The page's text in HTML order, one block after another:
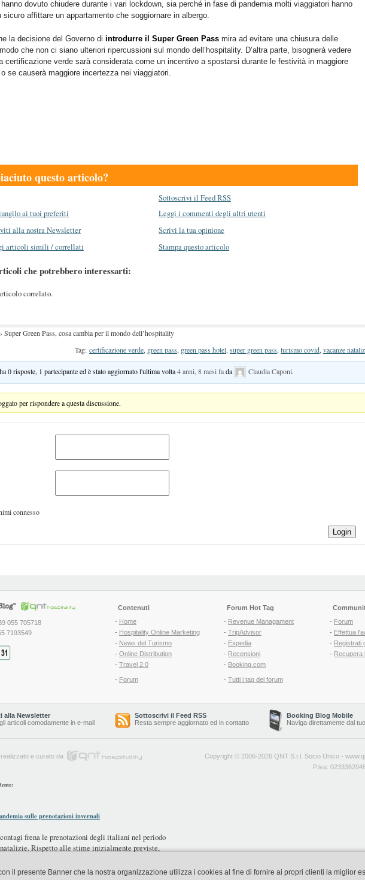
dovuto chiudere durante i vari lockdown, sia perché in fase di pandemia molti viaggiatori hanno
sicuro affittare un appartamento che soggiornare in albergo.
la decisione del Governo di introdurre il Super Green Pass mira ad evitare una chiusura delle
che non ci siano ulteriori ripercussioni sul mondo dell’hospitality. D’altra parte, bisognerà vedere
certificazione verde sarà considerata come un incentivo a spostarsi durante le festività in maggiore
se causerà maggiore incertezza nei viaggiatori.
questo articolo?
Sottoscrivi il Feed RSS
ai tuoi preferiti
Leggi i commenti degli altri utenti
alla nostra Newsletter
Scrivi la tua opinione
articoli simili / correllati
Stampa questo articolo
che potrebbero interessarti:
correlato.
› Super Green Pass, cosa cambia per il mondo dell’hospitality
Tag: certificazione verde, green pass, green pass hotel, super green pass, turismo covid, vacanze
0 risposte, 1 partecipante ed è stato aggiornato l'ultima volta4 anni, 8 mesi fada Claudia Caponi.
per rispondere a questa discussione.
connesso
Login
055 705718
7193549
Contenuti
- Home
- Hospitality Online Marketing
- News del Turismo
- Online Distribution
- Travel 2.0
- Forum
Forum Hot Tag
- Revenue Managament
- TripAdvisor
- Expedia
- Recensioni
- Booking.com
- Tutti i tag del forum
- Forum
- Effettua
- Registrati
- Recupera
alla Newsletter
articoli comodamente in e-mail
Sottoscrivi il Feed RSS
Resta sempre aggiornato ed in contatto
Booking Blog Mobile
Naviga direttamente dal
e curato da Copyright © 2006-2026 QNT S.r.l. Socio Unico -
P.iva:
sulle prenotazioni invernali
frena le prenotazioni degli italiani nel periodo
Rispetto alle stime inizialmente previste,
il presente Banner che la nostra organizzazione utilizza i cookies al fine di fornire ai propri clienti la miglior